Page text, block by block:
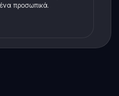
προσωπικά.